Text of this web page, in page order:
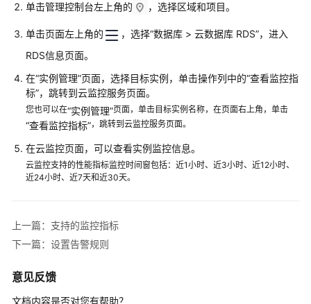
能
白
书
API
参
考
SDK
参
考
见
问
故
单击管理控制台左上角的
，选择区域和项目。
单击页面左上角的
，选择“数据库 > 云数据库 RDS”，进入
RDS信息页面。
在“实例管理”页面，选择目标实例，单击操作列中的“查看监控指
标”，跳转到云监控服务页面。
您也可以在“实例管理”页面，单击目标实例名称，在页面右上角，单击
“查看监控指标”，跳转到云监控服务页面。
在云监控页面，可以查看实例监控信息。
云监控支持的性能指标监控时间窗包括：近1小时、近3小时、近12小时、
近24小时、近7天和近30天。
上一篇：支持的监控指标
下一篇：设置告警规则
意见反馈
文档内容是否对您有帮助？